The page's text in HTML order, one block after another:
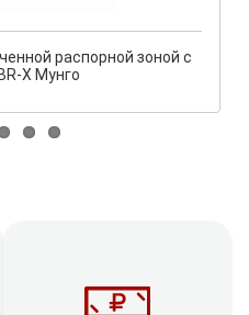
распорной зоной с
X Мунго